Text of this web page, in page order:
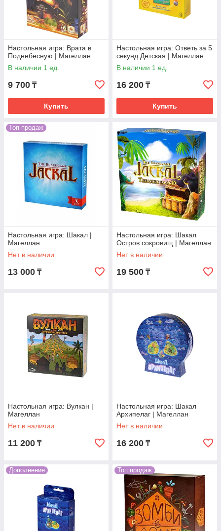
Настольная игра: Врата в
Поднебесную | Магеллан
В наличии 1 ед.
9 700 ₸
Купить
Настольная игра: Ответь за 5
секунд Детская | Магеллан
В наличии 1 ед.
16 200 ₸
Купить
Топ продаж
Настольная игра: Шакал |
Магеллан
Нет в наличии
13 000 ₸
Настольная игра: Шакал
Остров сокровищ | Магеллан
Нет в наличии
19 500 ₸
Настольная игра: Вулкан |
Магеллан
Нет в наличии
11 200 ₸
Настольная игра: Шакал
Архипелаг | Магеллан
Нет в наличии
16 200 ₸
Дополнение Топ продаж